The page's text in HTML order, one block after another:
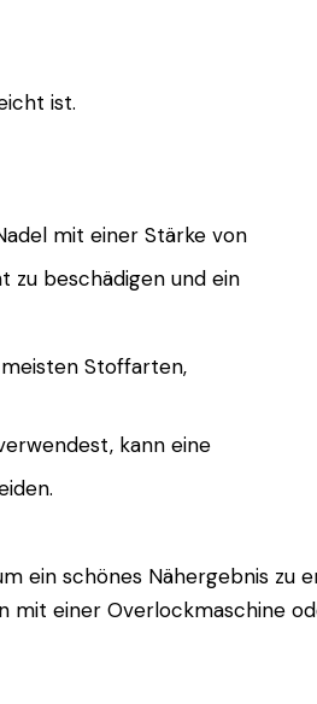
ist.
mit einer Stärke von
zu beschädigen und ein
Stoffarten,
kann eine
ein schönes Nähergebnis zu
mit einer Overlockmaschine